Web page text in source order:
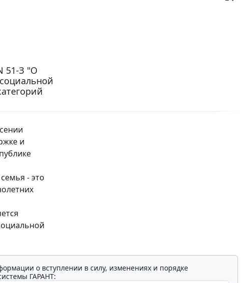
51-З "О
и
- это
о вступлении в силу, изменениях и порядке
ГАРАНТ: